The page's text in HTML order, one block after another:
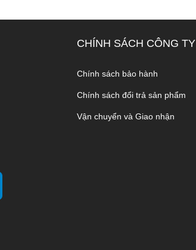
CHÍNH SÁCH CÔNG TY
Chính sách bảo hành
Chính sách đổi trả sản phẩm
Vận chuyển và Giao nhận